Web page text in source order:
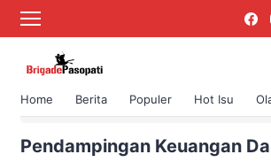
Home Berita Populer Hot Isu
›
Pendampingan Keuangan